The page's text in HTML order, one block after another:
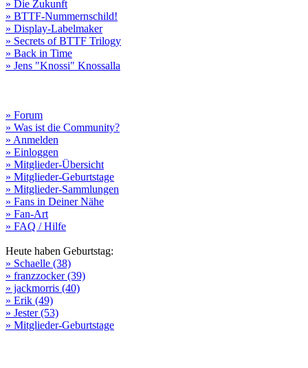
» Die Zukunft
» BTTF-Nummernschild!
» Display-Labelmaker
» Secrets of BTTF Trilogy
» Back in Time
» Jens "Knossi" Knossalla
» Forum
» Was ist die Community?
» Anmelden
» Einloggen
» Mitglieder-Übersicht
» Mitglieder-Geburtstage
» Mitglieder-Sammlungen
» Fans in Deiner Nähe
» Fan-Art
» FAQ / Hilfe
Heute haben Geburtstag:
» Schaelle (38)
» franzzocker (39)
» jackmorris (40)
» Erik (49)
» Jester (53)
» Mitglieder-Geburtstage